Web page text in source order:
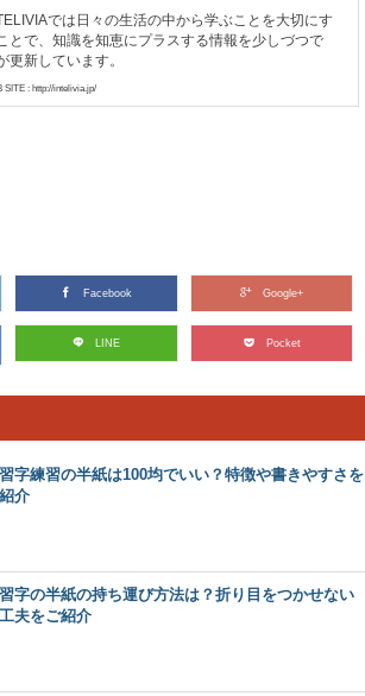
では日々の生活の中から学ぶことを大切にす
とで、知識を知恵にプラスする情報を少しづつで
更新しています。
SITE : http://intelivia.jp/
Facebook Google+
LINE Pocket
習字練習の半紙は100均でいい？特徴や書きやすさを
紹介
習字の半紙の持ち運び方法は？折り目をつかせない
工夫をご紹介